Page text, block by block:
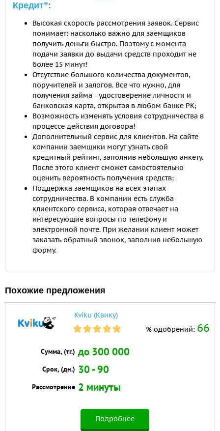
Кредит”:
Высокая скорость рассмотрения заявок. Сервис
понимает: насколько важно для заемщиков
получить деньги быстро. Поэтому с момента
подачи заявки до выдачи средств проходит не
более 15 минут!
Отсутствие большого количества документов,
поручителей и залогов. Все что нужно, для
получения займа - удостоверение личности и
банковская карта, открытая в любом банке РК;
Возможность изменять условия сотрудничества в
процессе действия договора!
Дополнительный сервис для клиентов. На сайте
компании заемщики могут узнать свой
кредитный рейтинг, заполнив небольшую анкету.
После этого клиент сможет самостоятельно
оценить вероятность получения средств;
Поддержка заемщиков на всех этапах
сотрудничества. В компании есть служба
клиентского сервиса, которая отвечает на
интересующие вопросы по телефону и
электронной почте. При желании клиент может
заказать обратный звонок, заполнив небольшую
форму.
Похожие предложения
Kviku (Квику)
% одобрений: 66
Сумма, (тг.) до 300 000
Срок, (дн.) 30 - 90
Рассмотрение 2 минуты
Подробнее